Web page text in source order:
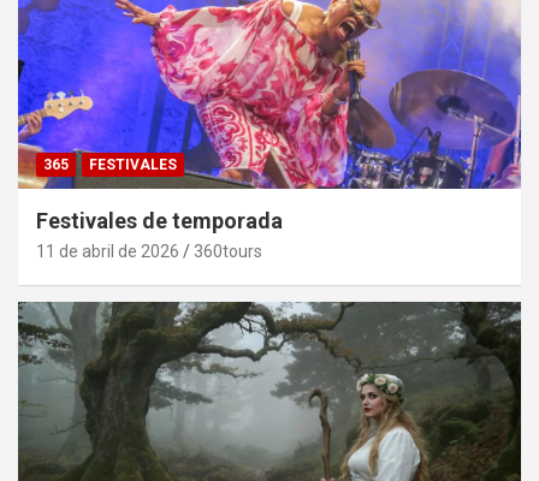
365 FESTIVALES
Festivales de temporada
11 de abril de 2026 360tours